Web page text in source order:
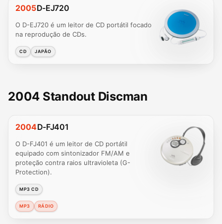
2005D-EJ720
O D-EJ720 é um leitor de CD portátil focado
na reprodução de CDs.
CD JAPÃO
2004 Standout Discman
2004D-FJ401
O D-FJ401 é um leitor de CD portátil
equipado com sintonizador FM/AM e
proteção contra raios ultravioleta (G-
Protection).
MP3 CD
MP3 RÁDIO